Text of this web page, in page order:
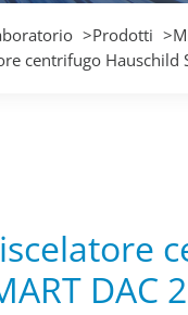
Prodotti
centrifugo Hauschild
DAC